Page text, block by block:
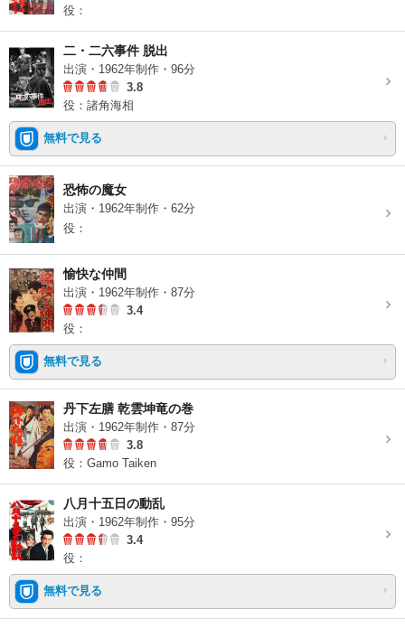
役：
二・二六事件 脱出
出演・1962年制作・96分
3.8
役：諸角海相
無料で見る
恐怖の魔女
出演・1962年制作・62分
役：
愉快な仲間
出演・1962年制作・87分
3.4
役：
無料で見る
丹下左膳 乾雲坤竜の巻
出演・1962年制作・87分
3.8
役：Gamo Taiken
八月十五日の動乱
出演・1962年制作・95分
3.4
役：
無料で見る